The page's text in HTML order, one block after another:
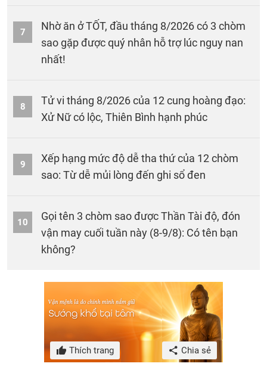
7
Nhờ ăn ở TỐT, đầu tháng 8/2026 có 3 chòm
sao gặp được quý nhân hỗ trợ lúc nguy nan
nhất!
8
Tử vi tháng 8/2026 của 12 cung hoàng đạo:
Xử Nữ có lộc, Thiên Bình hạnh phúc
9
Xếp hạng mức độ dễ tha thứ của 12 chòm
sao: Từ dễ mủi lòng đến ghi sổ đen
10
Gọi tên 3 chòm sao được Thần Tài độ, đón
vận may cuối tuần này (8-9/8): Có tên bạn
không?
Thích trang Chia sẻ